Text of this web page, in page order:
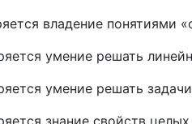
владение понятиями
умение решать
умение решать
знание свойств